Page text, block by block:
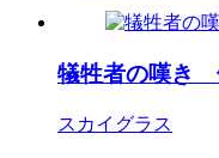
犠牲者の嘆き
スカイグラス